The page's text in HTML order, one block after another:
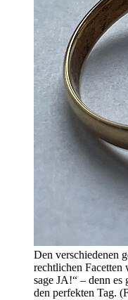
Den verschiedenen
rechtlichen Facetten
sage JA!“ – denn
den perfekten Tag.